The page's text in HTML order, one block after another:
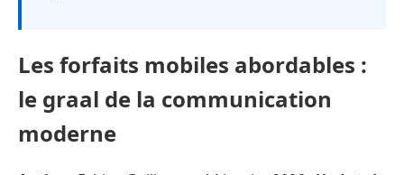
Les forfaits mobiles abordables :
le graal de la communication
moderne